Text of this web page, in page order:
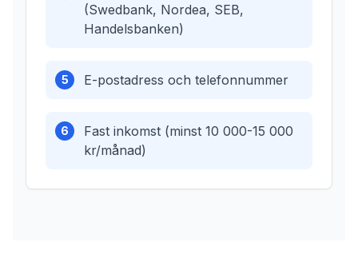
(Swedbank, Nordea, SEB,
Handelsbanken)
5 E-postadress och telefonnummer
6
Fast inkomst (minst 10 000-15 000
kr/månad)